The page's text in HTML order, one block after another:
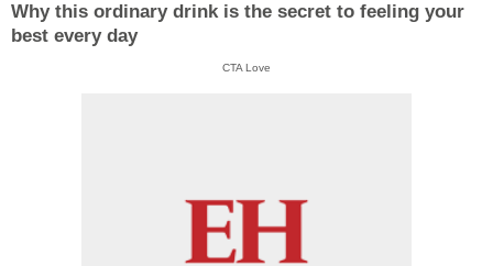
Why this ordinary drink is the secret to feeling your
best every day
CTA Love